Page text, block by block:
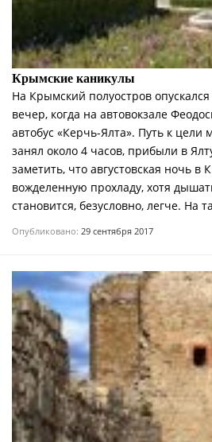
Крымские каникулы
На Крымский полуостров
вечер, когда на автовокзале
автобус «Керчь-Ялта». Путь к цели
занял около 4 часов, прибыли в
заметить, что августовская ночь
вожделенную прохладу, хотя
становится, безусловно, легче. На
Опубликовано: 29 сентября 2017